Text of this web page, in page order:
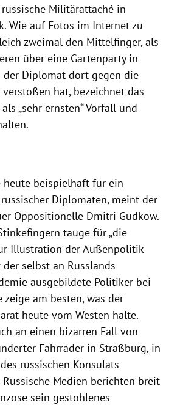
Militärattaché in
Wie auf Fotos im Internet zu
zweimal den Mittelfinger, als
über eine Gartenparty in
der Diplomat dort gegen die
hat, bezeichnet das
„sehr ernsten“ Vorfall und
heute beispielhaft für ein
Diplomaten, meint der
Oppositionelle Dmitri Gudkow.
tauge für „die
Illustration der Außenpolitik
der selbst an Russlands
ausgebildete Politiker bei
zeige am besten, was der
heute vom Westen halte.
an einen bizarren Fall von
Fahrräder in Straßburg, in
russischen Konsulats
Medien berichten breit
sein gestohlenes